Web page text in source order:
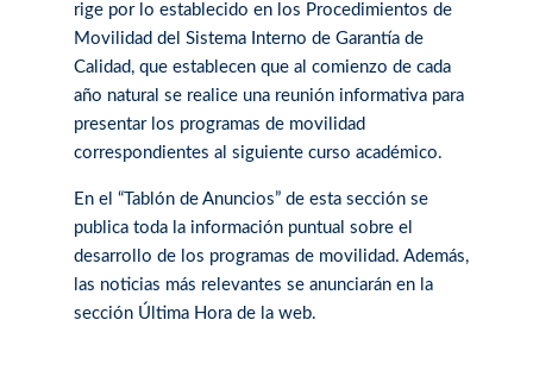
rige por lo establecido en los Procedimientos de
Movilidad del Sistema Interno de Garantía de
Calidad, que establecen que al comienzo de cada
año natural se realice una reunión informativa para
presentar los programas de movilidad
correspondientes al siguiente curso académico.
En el “Tablón de Anuncios” de esta sección se
publica toda la información puntual sobre el
desarrollo de los programas de movilidad. Además,
las noticias más relevantes se anunciarán en la
sección Última Hora de la web.